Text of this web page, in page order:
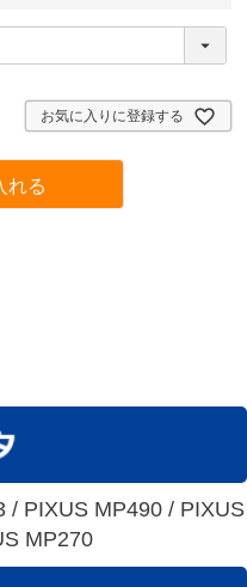
お気に入りに登録する
れる
/ PIXUS MP490 / PIXUS
MP270